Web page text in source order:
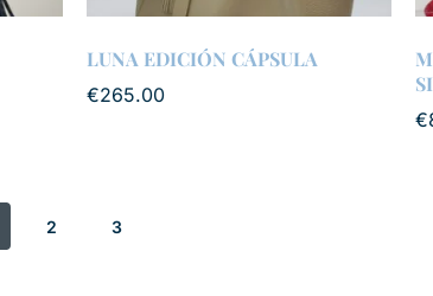
LUNA EDICIÓN CÁPSULA
€265.00
€
2 3